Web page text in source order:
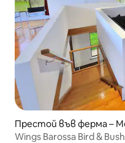
Престой във ферма –
Wings Barossa Bird &